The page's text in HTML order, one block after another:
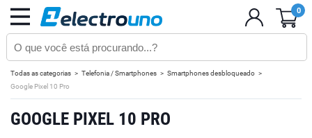
0
Todas as categorias Telefonia / Smartphones
Smartphones desbloqueado
Google Pixel 10 Pro
GOOGLE PIXEL 10 PRO